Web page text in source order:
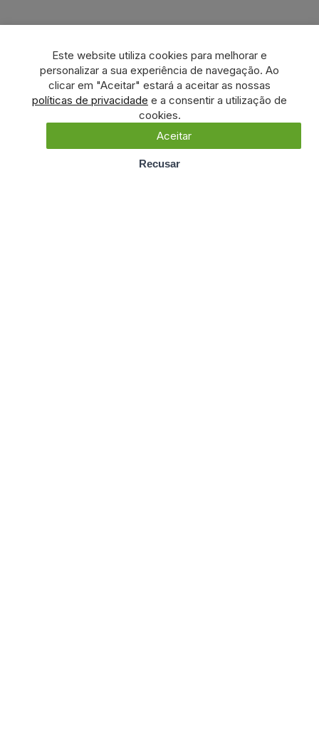
Este website utiliza cookies para melhorar e
personalizar a sua experiência de navegação. Ao
clicar em "Aceitar" estará a aceitar as nossas
políticas de privacidade e a consentir a utilização de
cookies.
Aceitar
Recusar